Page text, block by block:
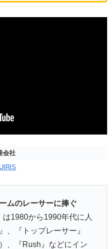
会社
ムのレーサーに捧ぐ
は1980から1990年代に人
、『トップレーサー』
、『Rush』などにイン